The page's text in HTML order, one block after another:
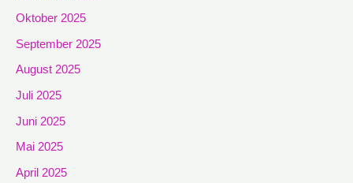
Oktober 2025
September 2025
August 2025
Juli 2025
Juni 2025
Mai 2025
April 2025